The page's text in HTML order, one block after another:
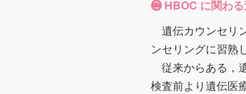
❷ HBOC に関わる
遺伝カウンセリ
ンセリングに習熟
従来からある，
検査前より遺伝医